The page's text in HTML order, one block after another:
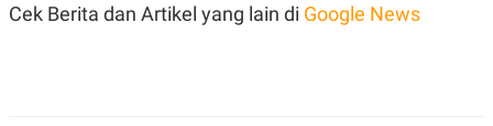
CL
Cek Berita dan Artikel yang lain di Google News